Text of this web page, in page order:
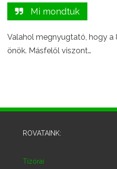
Mi mondtuk
Valahol megnyugtató, hogy a
önök. Másfelől viszont…
ROVATAINK:
Tízórai